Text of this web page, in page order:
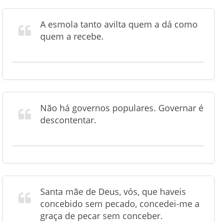
A esmola tanto avilta quem a dá como
quem a recebe.
Não há governos populares. Governar é
descontentar.
Santa mãe de Deus, vós, que haveis
concebido sem pecado, concedei-me a
graça de pecar sem conceber.